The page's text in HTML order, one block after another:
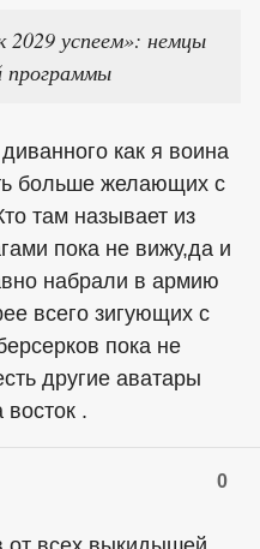
2029 успеем»: немцы
программы
как я воина
больше желающих с
там называет из
пока не вижу,да и
набрали в армию
всего зигующих с
пока не
другие аватары
восток .
0